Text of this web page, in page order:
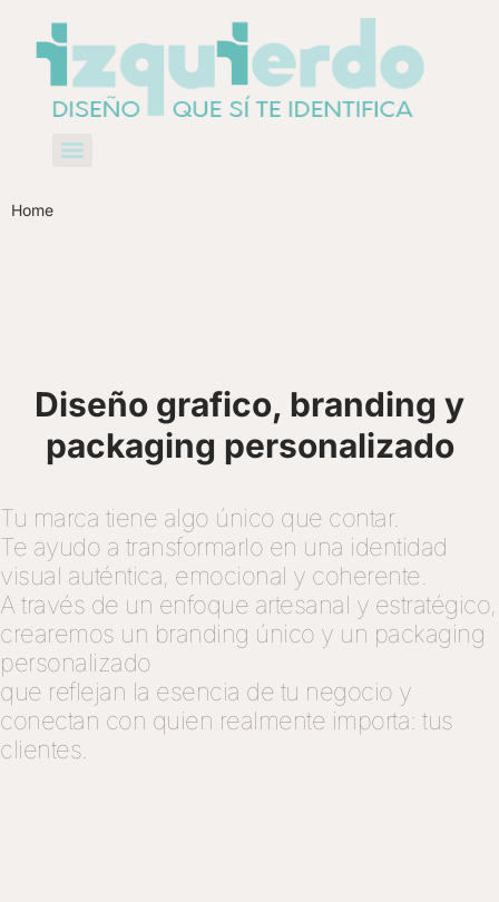
Home
Diseño grafico, branding y
packaging personalizado
Tu marca tiene algo único que contar.
Te ayudo a transformarlo en una identidad
visual auténtica, emocional y coherente.
A través de un enfoque artesanal y estratégico,
crearemos un branding único y un packaging
personalizado
que reflejan la esencia de tu negocio y
conectan con quien realmente importa: tus
clientes.